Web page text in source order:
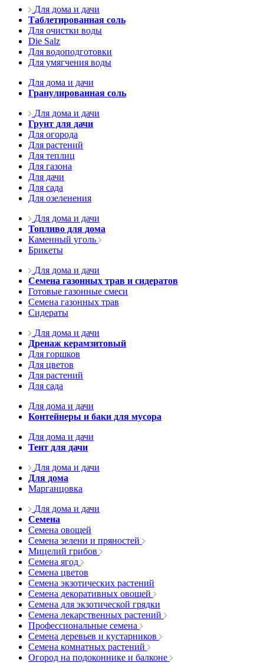
Для дома и дачи
Таблетированная соль
Для очистки воды
Die Salz
Для водоподготовки
Для умягчения воды
Для дома и дачи
Гранулированная соль
Для дома и дачи
Грунт для дачи
Для огорода
Для растений
Для теплиц
Для газона
Для дачи
Для сада
Для озеленения
Для дома и дачи
Топливо для дома
Каменный уголь
Брикеты
Для дома и дачи
Семена газонных трав и сидератов
Готовые газонные смеси
Семена газонных трав
Сидераты
Для дома и дачи
Дренаж керамзитовый
Для горшков
Для цветов
Для растений
Для сада
Для дома и дачи
Контейнеры и баки для мусора
Для дома и дачи
Тент для дачи
Для дома и дачи
Для дома
Марганцовка
Для дома и дачи
Семена
Семена овощей
Семена зелени и пряностей
Мицелий грибов
Семена ягод
Семена цветов
Семена экзотических растений
Семена декоративных овощей
Семена для экзотической грядки
Семена лекарственных растений
Профессиональные семена
Семена деревьев и кустарников
Семена комнатных растений
Огород на подоконнике и балконе